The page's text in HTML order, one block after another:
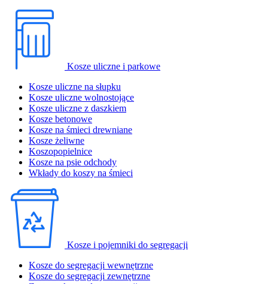
Kosze uliczne i parkowe
Kosze uliczne na słupku
Kosze uliczne wolnostojące
Kosze uliczne z daszkiem
Kosze betonowe
Kosze na śmieci drewniane
Kosze żeliwne
Koszopopielnice
Kosze na psie odchody
Wkłady do koszy na śmieci
Kosze i pojemniki do segregacji
Kosze do segregacji wewnętrzne
Kosze do segregacji zewnętrzne